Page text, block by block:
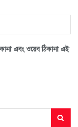
এবং ওয়েব ঠিকানা এই